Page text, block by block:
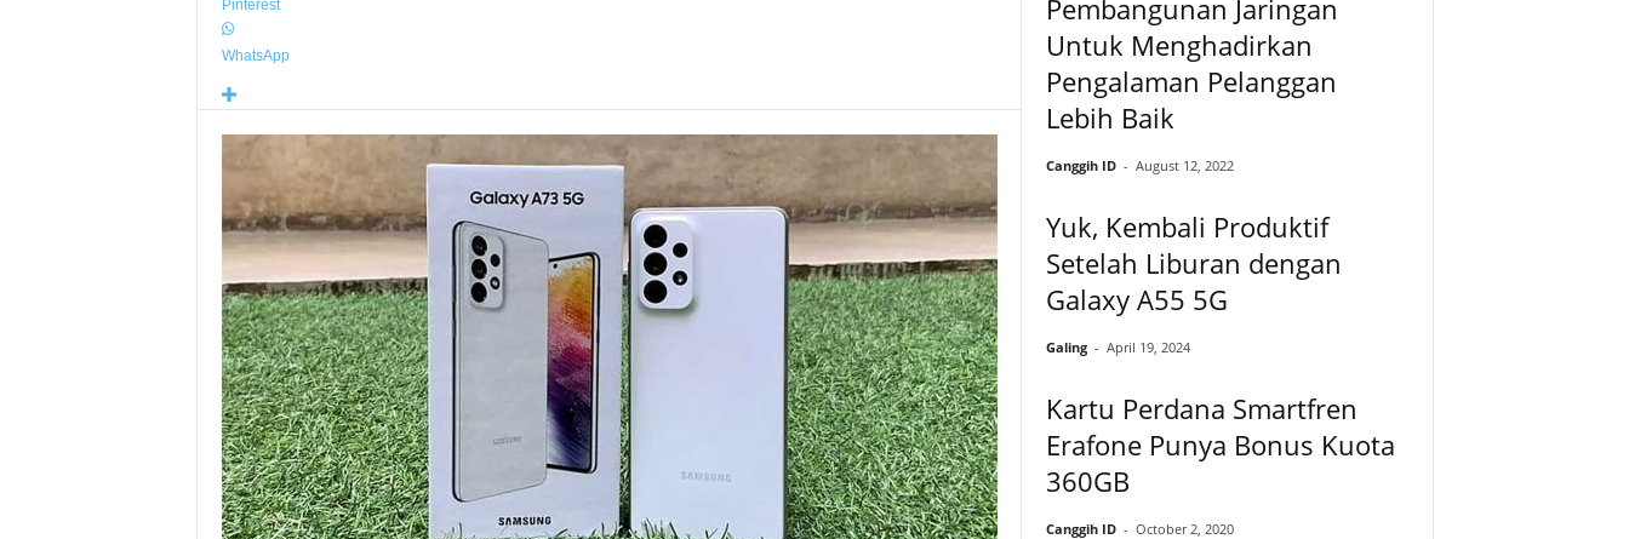
Pinterest
WhatsApp
Pembangunan Jaringan
Untuk Menghadirkan
Pengalaman Pelanggan
Lebih Baik
Canggih ID - August 12, 2022
Yuk, Kembali Produktif
Setelah Liburan dengan
Galaxy A55 5G
Galing - April 19, 2024
Kartu Perdana Smartfren
Erafone Punya Bonus Kuota
360GB
Canggih ID - October 2, 2020